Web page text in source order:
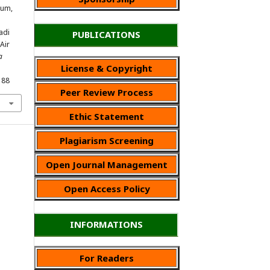
PUBLICATIONS
License & Copyright
Peer Review Process
Ethic Statement
Plagiarism Screening
Open Journal Management
Open Access Policy
INFORMATIONS
For Readers